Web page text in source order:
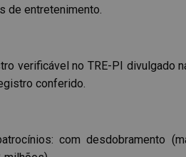
de entretenimento.
verificável no TRE-PI divulgado
conferido.
com desdobramento